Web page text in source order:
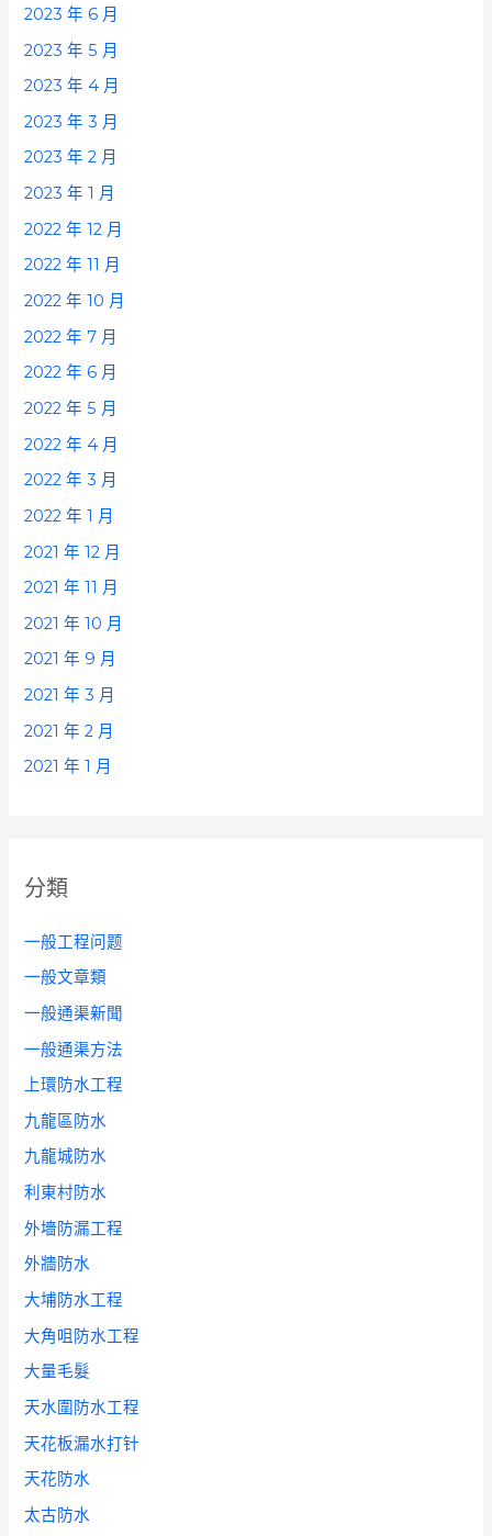
2023 年 6 月
2023 年 5 月
2023 年 4 月
2023 年 3 月
2023 年 2 月
2023 年 1 月
2022 年 12 月
2022 年 11 月
2022 年 10 月
2022 年 7 月
2022 年 6 月
2022 年 5 月
2022 年 4 月
2022 年 3 月
2022 年 1 月
2021 年 12 月
2021 年 11 月
2021 年 10 月
2021 年 9 月
2021 年 3 月
2021 年 2 月
2021 年 1 月
分類
一般工程问题
一般文章類
一般通渠新聞
一般通渠方法
上環防水工程
九龍區防水
九龍城防水
利東村防水
外墻防漏工程
外牆防水
大埔防水工程
大角咀防水工程
大量毛髮
天水圍防水工程
天花板漏水打针
天花防水
太古防水